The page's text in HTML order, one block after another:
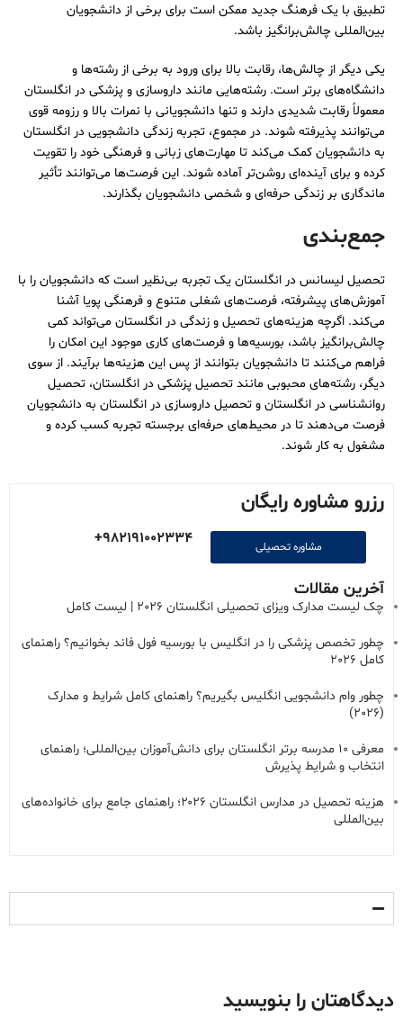
تطبیق با یک فرهنگ جدید ممکن است برای برخی از دانشجویان
بین‌المللی چالش‌برانگیز باشد.
یکی دیگر از چالش‌ها، رقابت بالا برای ورود به برخی از رشته‌ها و
دانشگاه‌های برتر است. رشته‌هایی مانند داروسازی و پزشکی در انگلستان
معمولاً رقابت شدیدی دارند و تنها دانشجویانی با نمرات بالا و رزومه قوی
می‌توانند پذیرفته شوند. در مجموع، تجربه زندگی دانشجویی در انگلستان
به دانشجویان کمک می‌کند تا مهارت‌های زبانی و فرهنگی خود را تقویت
کرده و برای آینده‌ای روشن‌تر آماده شوند. این فرصت‌ها می‌توانند تأثیر
ماندگاری بر زندگی حرفه‌ای و شخصی دانشجویان بگذارند.
جمع‌بندی
تحصیل لیسانس در انگلستان یک تجربه بی‌نظیر است که دانشجویان را با
آموزش‌های پیشرفته، فرصت‌های شغلی متنوع و فرهنگی پویا آشنا
می‌کند. اگرچه هزینه‌های تحصیل و زندگی در انگلستان می‌تواند کمی
چالش‌برانگیز باشد، بورسیه‌ها و فرصت‌های کاری موجود این امکان را
فراهم می‌کنند تا دانشجویان بتوانند از پس این هزینه‌ها برآیند. از سوی
دیگر، رشته‌های محبوبی مانند تحصیل پزشکی در انگلستان، تحصیل
روانشناسی در انگلستان و تحصیل داروسازی در انگلستان به دانشجویان
فرصت می‌دهند تا در محیط‌های حرفه‌ای برجسته تجربه کسب کرده و
مشغول به کار شوند.
رزرو مشاوره رایگان
مشاوره تحصیلی 982191002334+
آخرین مقالات
چک لیست مدارک ویزای تحصیلی انگلستان 2026 | لیست کامل
چطور تخصص پزشکی را در انگلیس با بورسیه فول فاند بخوانیم؟ راهنمای
کامل 2026
چطور وام دانشجویی انگلیس بگیریم؟ راهنمای کامل شرایط و مدارک
(2026)
معرفی ۱۰ مدرسه برتر انگلستان برای دانش‌آموزان بین‌المللی؛ راهنمای
انتخاب و شرایط پذیرش
هزینه تحصیل در مدارس انگلستان ۲۰۲۶؛ راهنمای جامع برای خانواده‌های
بین‌المللی
دیدگاهتان را بنویسید